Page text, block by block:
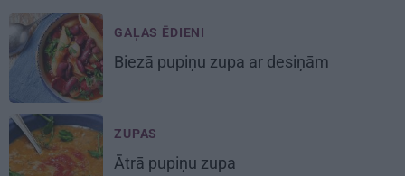
GAĻAS ĒDIENI
Biezā pupiņu zupa ar desiņām
ZUPAS
Ātrā pupiņu zupa